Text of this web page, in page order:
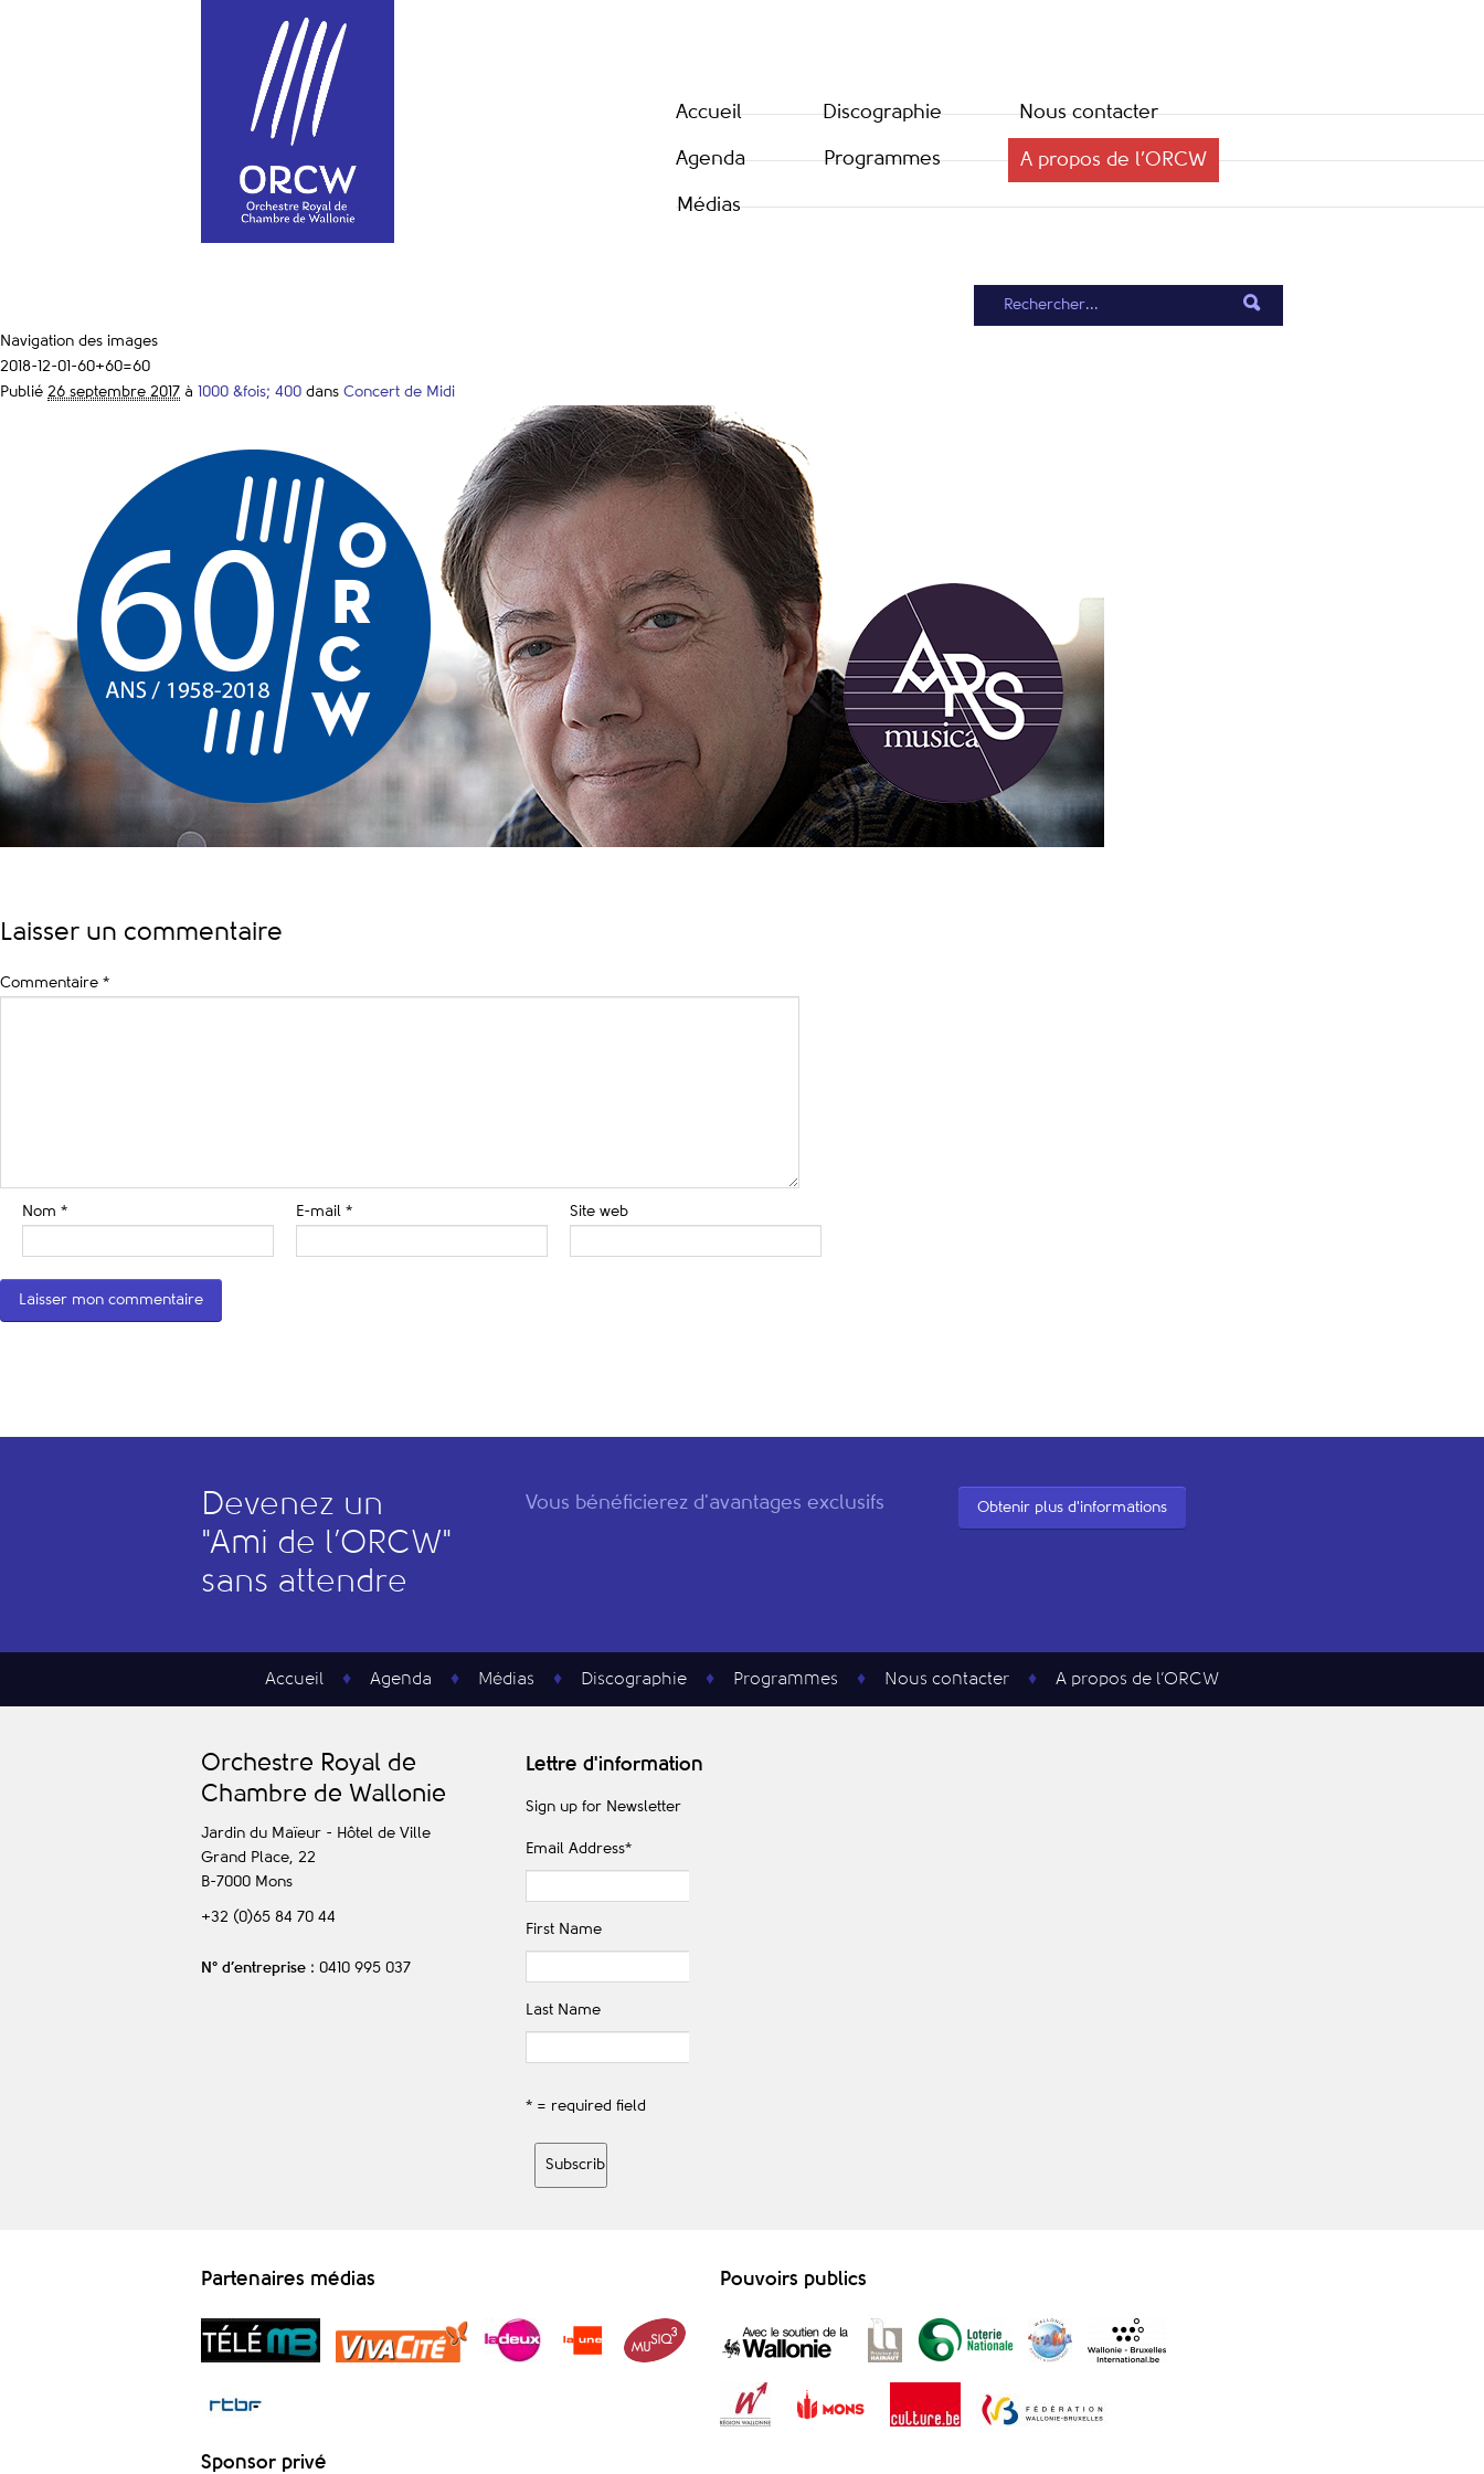
Accueil
Agenda
Médias
Discographie
Programmes
Nous contacter
A propos de l’ORCW
Navigation des images
2018-12-01-60+60=60
Publié 26 septembre 2017 à 1000 &fois; 400 dans Concert de Midi
Laisser un commentaire
Commentaire *
Nom * E-mail * Site web
Devenez un
"Ami de l’ORCW"
sans attendre
Vous bénéficierez d'avantages exclusifs Obtenir plus d'informations
Accueil Agenda Médias Discographie Programmes Nous contacter A propos de l’ORCW
Orchestre Royal de
Chambre de Wallonie
Jardin du Maïeur - Hôtel de Ville
Grand Place, 22
B-7000 Mons
+32 (0)65 84 70 44
N° d’entreprise : 0410 995 037
Lettre d'information
Sign up for Newsletter
Email Address*
First Name
Last Name
* = required field
Partenaires médias Pouvoirs publics
Sponsor privé